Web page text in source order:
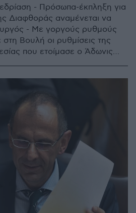
- Πρόσωπα-έκπληξη για
Διαφθοράς αναμένεται να
- Με γοργούς ρυθμούς
Βουλή οι ρυθμίσεις της
που ετοίμασε ο Άδωνις